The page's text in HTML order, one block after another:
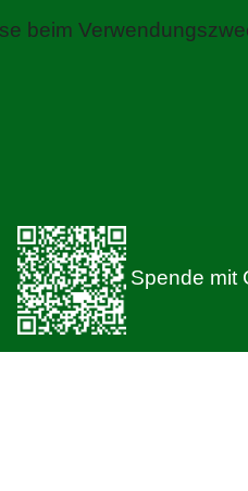
beim
Spende mit